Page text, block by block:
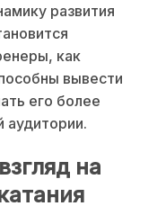
развития
как
вывести
его более
аудитории.
на